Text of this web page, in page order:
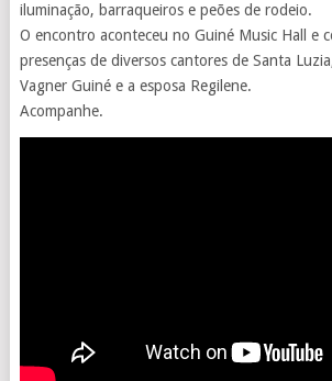
iluminação, barraqueiros e peões de rodeio.
O encontro aconteceu no Guiné Music Hall e
presenças de diversos cantores de Santa
Vagner Guiné e a esposa Regilene.
Acompanhe.